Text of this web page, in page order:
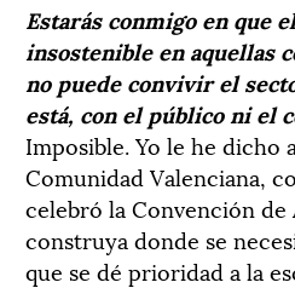
Estarás conmigo en que
insostenible en aquellas
no puede convivir el
está, con el público ni el
Imposible. Yo le he dicho
Comunidad Valenciana,
celebró la Convención de
construya donde se
que se dé prioridad a la